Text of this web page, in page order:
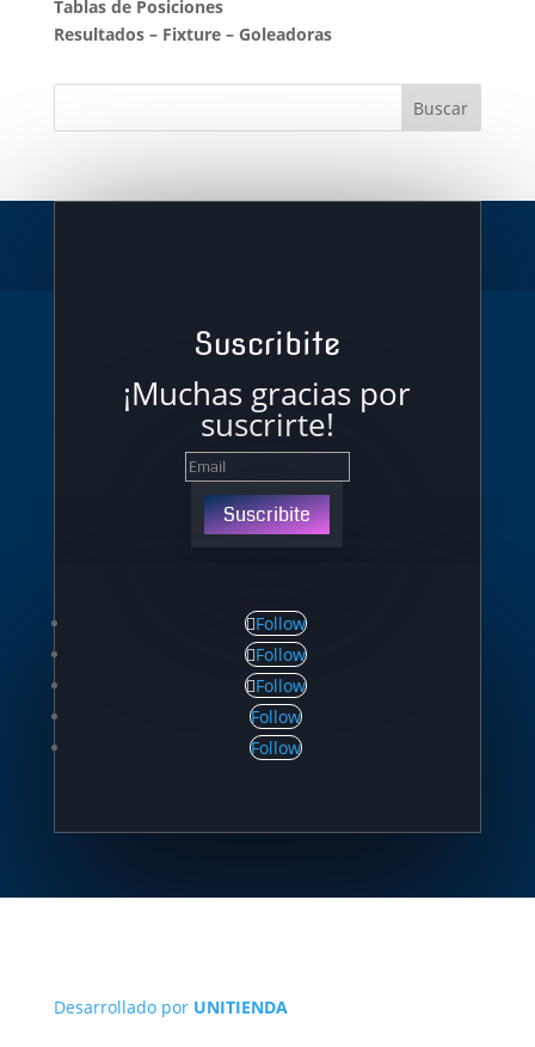
Tablas de Posiciones
Resultados– Fixture– Goleadoras
Suscribite
¡Muchas gracias por
suscrirte!
Suscribite
Follow
Follow
Follow
Follow
Follow
Desarrollado por UNITIENDA